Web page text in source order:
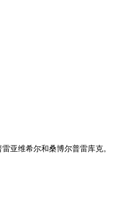
亚维希尔和桑博尔普雷库克。